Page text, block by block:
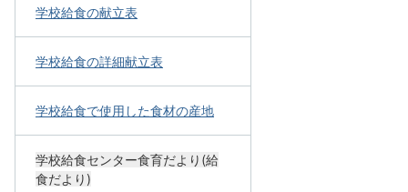
学校給食の献立表
学校給食の詳細献立表
学校給食で使用した食材の産地
学校給食センター食育だより(給
食だより)